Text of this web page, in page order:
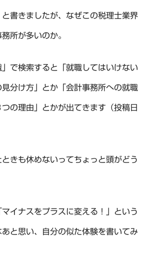
書きましたが、なぜこの税理士業界
所が多いのか。
で検索すると「就職してはいけない
分け方」とか「会計事務所への就職
の理由」とかが出てきます（投稿日
きも休めないってちょっと頭がどう
イナスをプラスに変える！」という
と思い、自分の似た体験を書いてみ